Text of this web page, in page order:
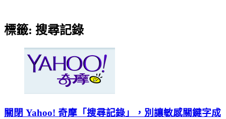
標籤: 搜尋記錄
關閉 Yahoo! 奇摩「搜尋記錄」，別讓敏感關鍵字成